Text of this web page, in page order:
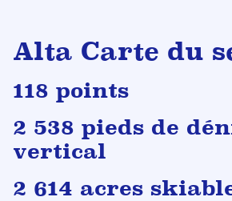
Alta Carte du
118 points
2 538 pieds de
vertical
2 614 acres